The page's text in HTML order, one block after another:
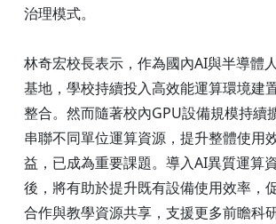
治理模式。
林奇宏校長表示，作為國內AI與半導體
基地，學校持續投入高效能運算環境建
整合。然而隨著校內GPU設備規模持續
串聯不同單位運算資源，提升整體使用
益，已成為重要課題。導入AI異質運算
後，將有助於提升既有設備使用效率，
合作與教學資源共享，支援更多前瞻科